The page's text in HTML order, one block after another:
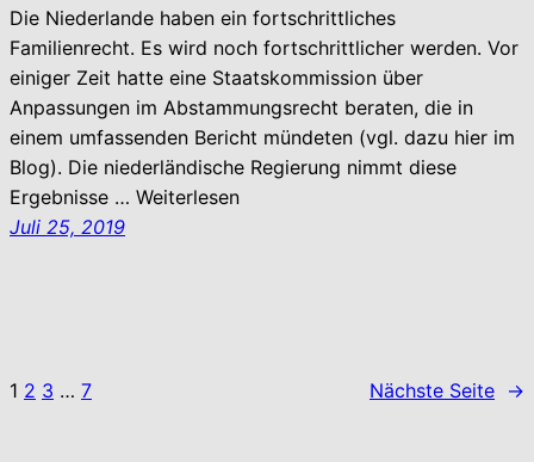
Die Niederlande haben ein fortschrittliches
Familienrecht. Es wird noch fortschrittlicher werden. Vor
einiger Zeit hatte eine Staatskommission über
Anpassungen im Abstammungsrecht beraten, die in
einem umfassenden Bericht mündeten (vgl. dazu hier im
Blog). Die niederländische Regierung nimmt diese
Ergebnisse … Weiterlesen
Juli 25, 2019
1 2 3 … 7 Nächste Seite →